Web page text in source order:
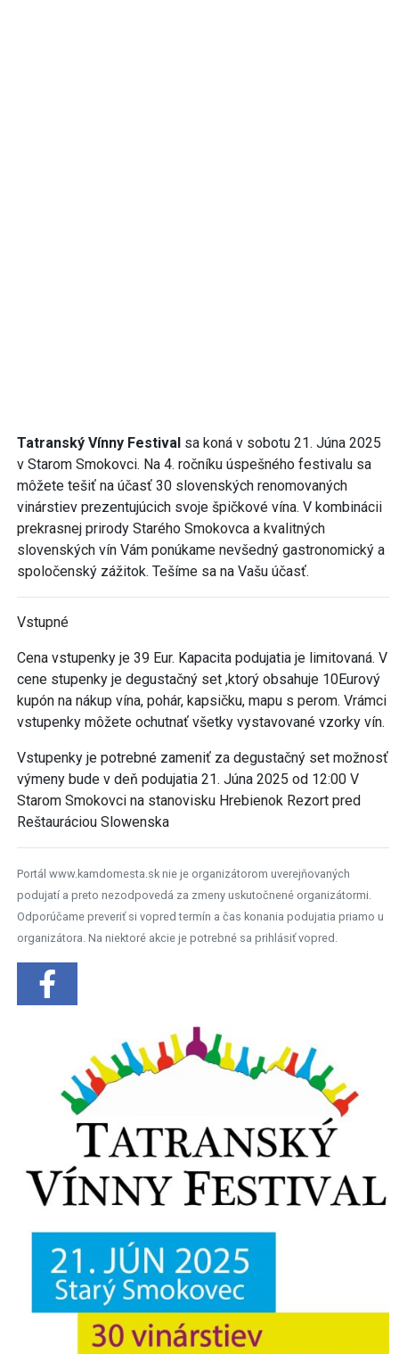
Tatranský Vínny Festival sa koná v sobotu 21. Júna 2025
v Starom Smokovci. Na 4. ročníku úspešného festivalu sa
môžete tešiť na účasť 30 slovenských renomovaných
vinárstiev prezentujúcich svoje špičkové vína. V kombinácii
prekrasnej prirody Starého Smokovca a kvalitných
slovenských vín Vám ponúkame nevšedný gastronomický a
spoločenský zážitok. Tešíme sa na Vašu účasť.
Vstupné
Cena vstupenky je 39 Eur. Kapacita podujatia je limitovaná. V
cene stupenky je degustačný set ,ktorý obsahuje 10Eurový
kupón na nákup vína, pohár, kapsičku, mapu s perom. Vrámci
vstupenky môžete ochutnať všetky vystavované vzorky vín.
Vstupenky je potrebné zameniť za degustačný set možnosť
výmeny bude v deň podujatia 21. Júna 2025 od 12:00 V
Starom Smokovci na stanovisku Hrebienok Rezort pred
Reštauráciou Slowenska
Portál www.kamdomesta.sk nie je organizátorom uverejňovaných
podujatí a preto nezodpovedá za zmeny uskutočnené organizátormi.
Odporúčame preveriť si vopred termín a čas konania podujatia priamo u
organizátora. Na niektoré akcie je potrebné sa prihlásiť vopred.